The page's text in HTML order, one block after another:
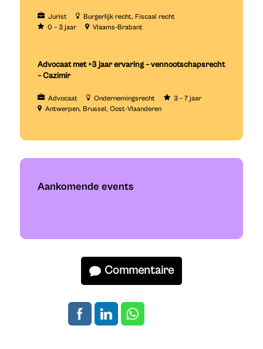
Jurist Burgerlijk recht
Fiscaal recht
0 – 3 jaar
Vlaams-Brabant
Advocaat met +3 jaar ervaring – vennootschapsrecht
– Cazimir
Advocaat Ondernemingsrecht
3 – 7 jaar
Antwerpen
Brussel Oost-Vlaanderen
Aankomende events
Commentaire